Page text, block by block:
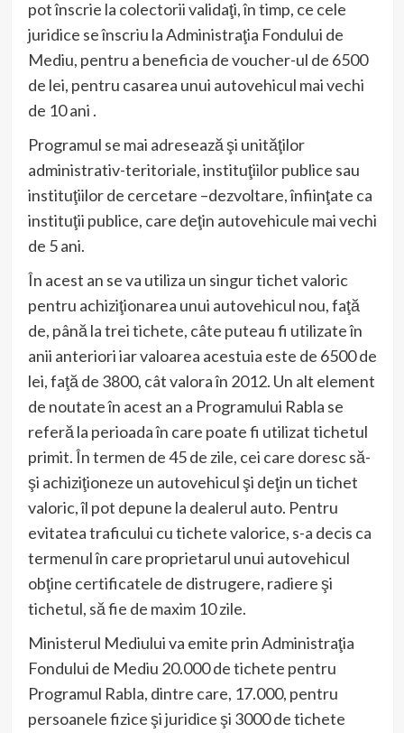
pot înscrie la colectorii validaţi, în timp, ce cele
juridice se înscriu la Administraţia Fondului de
Mediu, pentru a beneficia de voucher-ul de 6500
de lei, pentru casarea unui autovehicul mai vechi
de 10 ani .
Programul se mai adresează şi unităţilor
administrativ-teritoriale, instituţiilor publice sau
instituţiilor de cercetare –dezvoltare, înfiinţate ca
instituţii publice, care deţin autovehicule mai vechi
de 5 ani.
În acest an se va utiliza un singur tichet valoric
pentru achiziţionarea unui autovehicul nou, faţă
de, până la trei tichete, câte puteau fi utilizate în
anii anteriori iar valoarea acestuia este de 6500 de
lei, faţă de 3800, cât valora în 2012. Un alt element
de noutate în acest an a Programului Rabla se
referă la perioada în care poate fi utilizat tichetul
primit. În termen de 45 de zile, cei care doresc să-
şi achiziţioneze un autovehicul şi deţin un tichet
valoric, îl pot depune la dealerul auto. Pentru
evitatea traficului cu tichete valorice, s-a decis ca
termenul în care proprietarul unui autovehicul
obţine certificatele de distrugere, radiere şi
tichetul, să fie de maxim 10 zile.
Ministerul Mediului va emite prin Administraţia
Fondului de Mediu 20.000 de tichete pentru
Programul Rabla, dintre care, 17.000, pentru
persoanele fizice şi juridice şi 3000 de tichete